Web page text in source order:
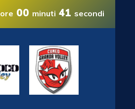
ore 00 minuti 40 secondi